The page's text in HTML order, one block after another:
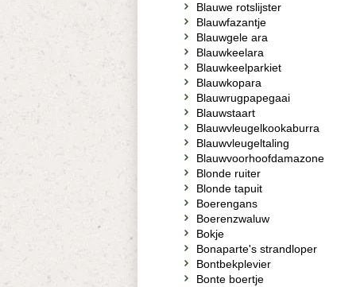
Blauwe rotslijster
Blauwfazantje
Blauwgele ara
Blauwkeelara
Blauwkeelparkiet
Blauwkopara
Blauwrugpapegaai
Blauwstaart
Blauwvleugelkookaburra
Blauwvleugeltaling
Blauwvoorhoofdamazone
Blonde ruiter
Blonde tapuit
Boerengans
Boerenzwaluw
Bokje
Bonaparte's strandloper
Bontbekplevier
Bonte boertje